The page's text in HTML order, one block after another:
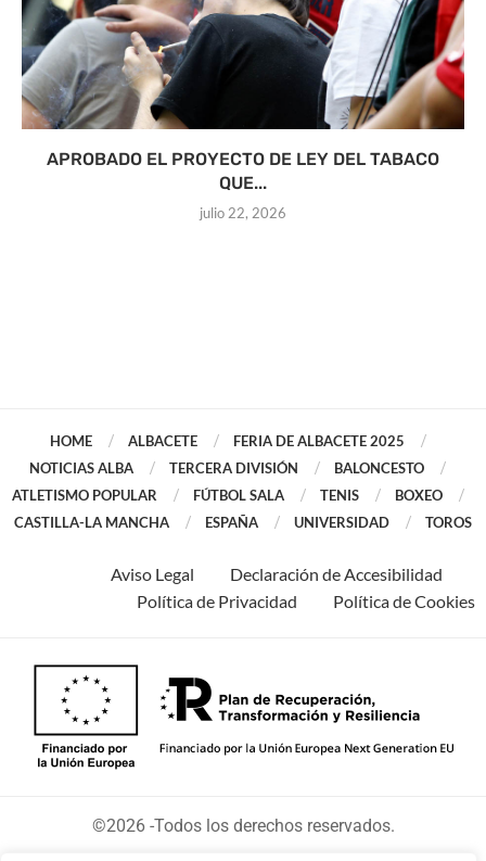
APROBADO EL PROYECTO DE LEY DEL TABACO
QUE...
julio 22, 2026
HOME ALBACETE
FERIA DE ALBACETE 2025
NOTICIAS ALBA
TERCERA DIVISIÓN
BALONCESTO
ATLETISMO POPULAR
FÚTBOL SALA TENIS
BOXEO
CASTILLA-LA MANCHA
ESPAÑA UNIVERSIDAD TOROS
Aviso Legal
Declaración de Accesibilidad
Política de Privacidad
Política de Cookies
©2026 -Todos los derechos reservados.